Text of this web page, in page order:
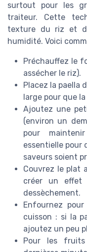
surtout pour les
traiteur. Cette
texture du riz et
humidité. Voici
Préchauffez le
assécher le riz).
Placez la paella
large pour que
Ajoutez une
(environ un
pour
essentielle pour
saveurs soient
Couvrez le plat
créer un effet
dessèchement.
Enfournez
cuisson : si la
ajoutez un peu
Pour les